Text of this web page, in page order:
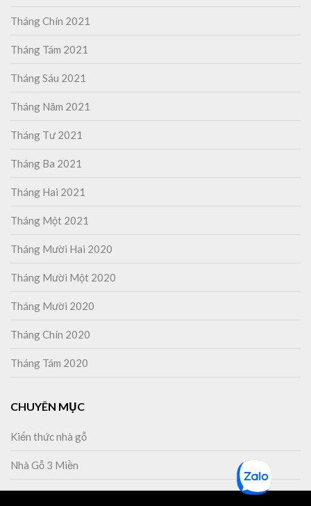
Tháng Chín 2021
Tháng Tám 2021
Tháng Sáu 2021
Tháng Năm 2021
Tháng Tư 2021
Tháng Ba 2021
Tháng Hai 2021
Tháng Một 2021
Tháng Mười Hai 2020
Tháng Mười Một 2020
Tháng Mười 2020
Tháng Chín 2020
Tháng Tám 2020
CHUYÊN MỤC
Kiến thức nhà gỗ
Nhà Gỗ 3 Miền